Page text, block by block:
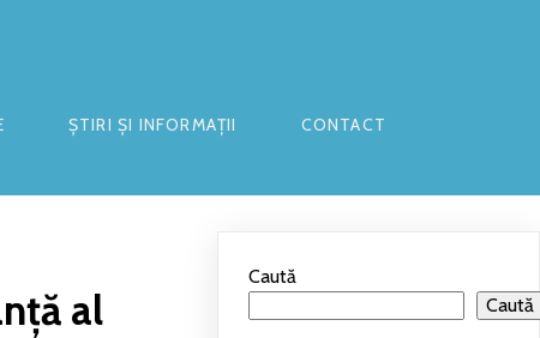
ȘTIRI ȘI INFORMAȚII CONTACT
al
Caută
Caută